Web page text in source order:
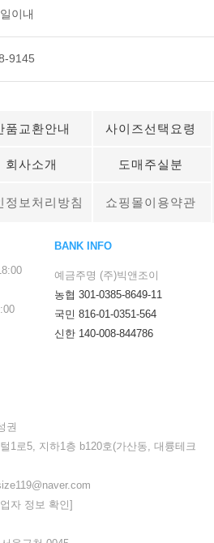
이내
9145
품교환안내 사이즈선택요령
회사소개 도매주실분
정보처리방침 쇼핑몰이용약관
BANK INFO
예금주명 (주)빅앤조이
농협 301-0385-8649-11
국민 816-01-0351-564
신한 140-008-844786
권
1로5, 지하1층 b120호(가산동, 대륭테크
자 정보 확인]